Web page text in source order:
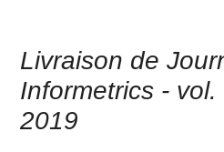
Livraison de
Informetrics -
2019